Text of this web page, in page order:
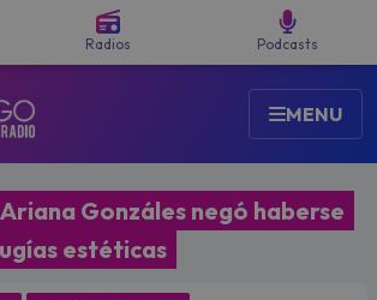
Radios Podcasts
MENU
Gonzáles negó haberse
estéticas